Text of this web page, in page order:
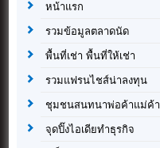
หน้าแรก
รวมข้อมูลตลาดนัด
พื้นที่เช่า พื้นที่ให้เช่า
รวมแฟรนไชส์น่าลงทุน
ชุมชนสนทนาพ่อค้าแม่ค้า
จุดปิ๊งไอเดียทำธุรกิจ